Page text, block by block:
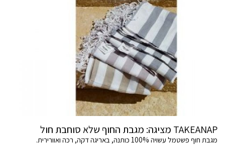
TAKEANAP מציגה: מגבת החוף שלא סוחבת חול
מגבת חוף פשטמל עשויה 100% כותנה, באריגה דקה, רכה ואוורירית.